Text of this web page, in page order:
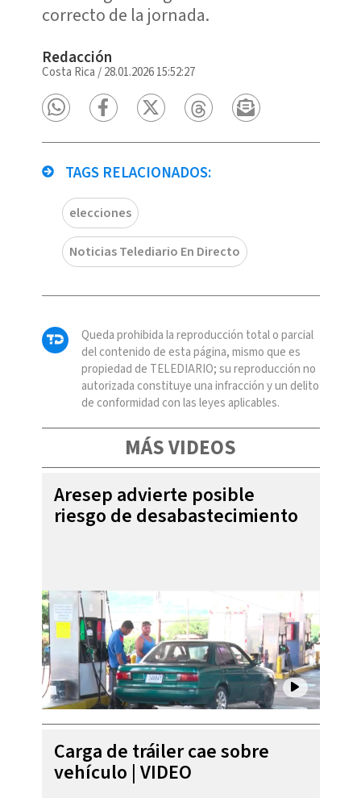
correcto de la jornada.
Redacción
Costa Rica /28.01.2026 15:52:27
TAGS RELACIONADOS:
elecciones
Noticias Telediario En Directo
Queda prohibida la reproducción total o parcial
del contenido de esta página, mismo que es
propiedad de TELEDIARIO; su reproducción no
autorizada constituye una infracción y un delito
de conformidad con las leyes aplicables.
MÁS VIDEOS
Aresep advierte posible
riesgo de desabastecimiento
Carga de tráiler cae sobre
vehículo | VIDEO